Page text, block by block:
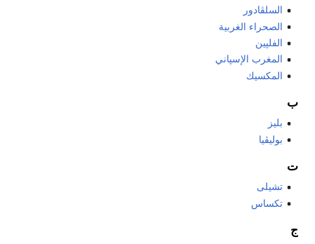
السلڤادور
الصحراء الغربية
الفلپين
المغرب الإسپاني
المكسيك
ب
بليز
بوليڤيا
ت
تشيلى
تكساس
ج